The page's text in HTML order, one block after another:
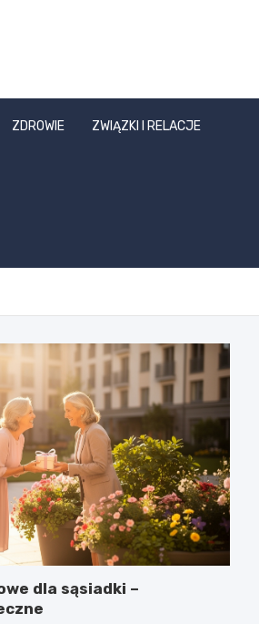
ZDROWIE ZWIĄZKI I RELACJE
dla sąsiadki –